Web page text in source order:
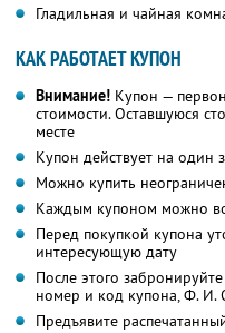
Гладильная и чайная
КАК РАБОТАЕТ КУПОН
Внимание! Купон —
стоимости. Оставшуюся
месте
Купон действует на один
Можно купить
Каждым купоном можно
Перед покупкой купона
интересующую дату
После этого
номер и код купона,Ф. И.
Предъявите